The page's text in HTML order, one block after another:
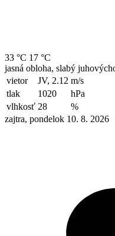
33 °C 17 °C
jasná obloha, slabý
vietor
JV, 2.12 m/s
tlak
1020
hPa
vlhkosť 28
%
zajtra, pondelok 10. 8. 2026